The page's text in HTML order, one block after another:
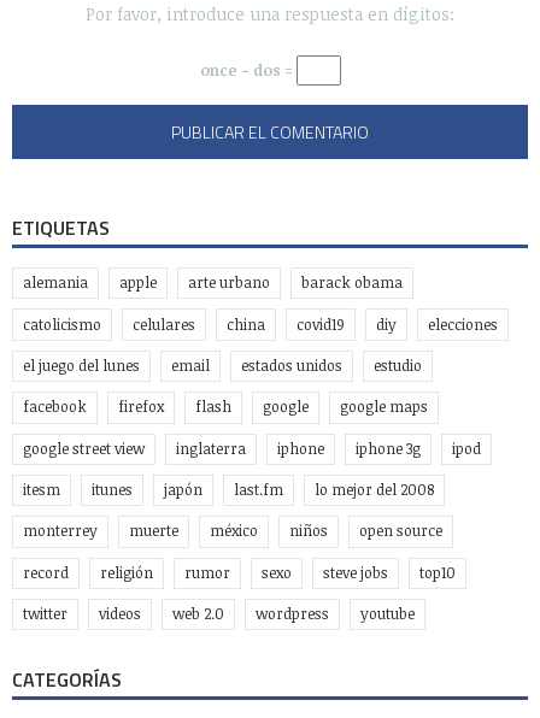
Por favor, introduce una respuesta en dígitos:
once − dos =
ETIQUETAS
alemania apple arte urbano barack obama
catolicismo celulares china covid19 diy elecciones
el juego del lunes email estados unidos estudio
facebook firefox flash google google maps
google street view inglaterra iphone iphone 3g ipod
itesm itunes japón last.fm lo mejor del 2008
monterrey muerte méxico niños open source
record religión rumor sexo steve jobs top10
twitter videos web 2.0 wordpress youtube
CATEGORÍAS